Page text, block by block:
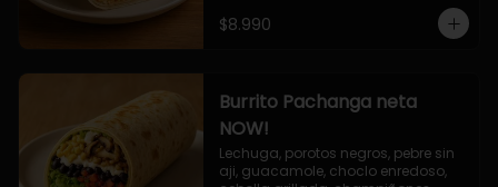
$8.990
Burrito Pachanga neta
NOW!
Lechuga, porotos negros, pebre sin
aji, guacamole, choclo enredoso,